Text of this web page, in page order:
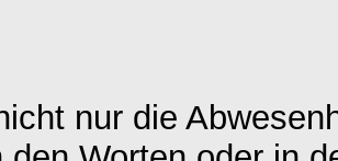
nur die